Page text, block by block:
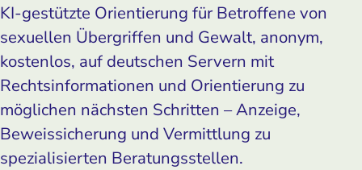
KI-gestützte Orientierung für Betroffene von
sexuellen Übergriffen und Gewalt, anonym,
kostenlos, auf deutschen Servern mit
Rechtsinformationen und Orientierung zu
möglichen nächsten Schritten – Anzeige,
Beweissicherung und Vermittlung zu
spezialisierten Beratungsstellen.